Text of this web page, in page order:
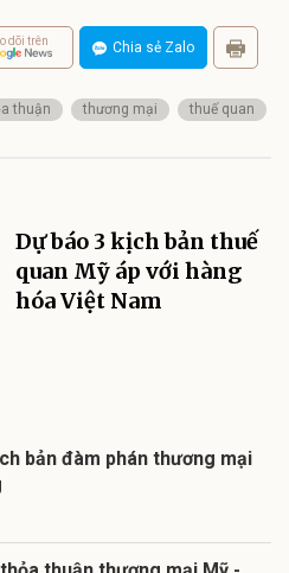
dõi trên Chia sẻ Zalo
thuận thương mại thuế quan
Dự báo 3 kịch bản thuế
quan Mỹ áp với hàng
hóa Việt Nam
bản đàm phán thương mại